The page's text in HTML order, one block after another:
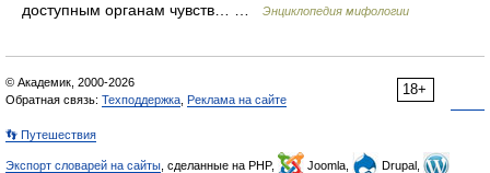
доступным органам чувств… …
Энциклопедия мифологии
18+
© Академик, 2000-2026
Обратная связь: Техподдержка Реклама на сайте
👣 Путешествия
Экспорт словарей на сайты , сделанные на PHP, Joomla,
Drupal,